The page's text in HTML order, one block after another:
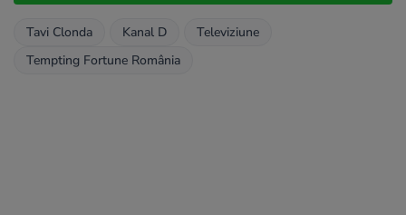
Tavi Clonda Kanal D
Televiziune
Tempting Fortune România